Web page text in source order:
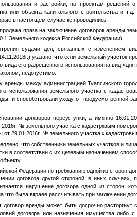
и застройки, по проектам решений о
или объекта капитального строительства и
в настоящем случае не проводились.
права на заключение договоров аренды
Земельного кодекса Российской Федерации).
судами дел, связанных с изменением
указано, что если земельный участок
его разрешенного использования на вид «для
недопустимо.
между администрацией Туапсинского
использования земельного участка с
и способствовали уходу от предусмотренной
договоров переуступки, а именно
№ земельного участка с кадастровым
29.01.2016г. №земельного участка с
что собственники земельных участков и
в соответствии с их целевым назначением
Федерации по требованию одной из сторон
договора другой стороной; в иных случаях,
нарушение договора одной из сторон,
что была вправе рассчитывать при заключении
аренды может быть досрочно расторгнут
договора или назначения имущества либо с